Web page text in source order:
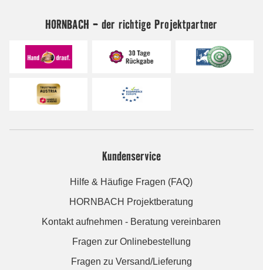
HORNBACH - der richtige Projektpartner
Kundenservice
Hilfe & Häufige Fragen (FAQ)
HORNBACH Projektberatung
Kontakt aufnehmen - Beratung vereinbaren
Fragen zur Onlinebestellung
Fragen zu Versand/Lieferung